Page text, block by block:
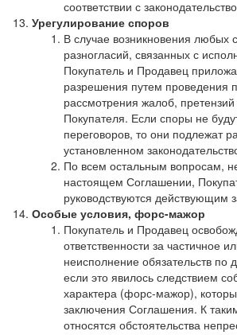
соответствии с
Урегулирование споров
В случае возникновения любых
разногласий, связанных с
Покупатель и Продавец
разрешения путем проведения
рассмотрения жалоб,
Покупателя. Если споры не
переговоров, то они подлежат
установленном
По всем остальным вопросам,
настоящем Соглашении,
руководствуются действующим
Особые условия, форс-мажор
Покупатель и Продавец
ответственности за частичное
неисполнение обязательств
если это явилось следствием
характера (форс-мажор),
заключения Соглашения. К
относятся обстоятельства